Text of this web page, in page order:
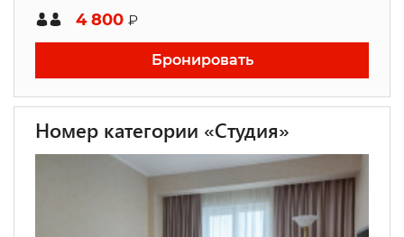
4 800 ₽
Бронировать
Номер категории «Студия»